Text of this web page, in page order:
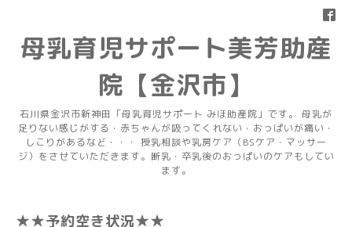
母乳育児サポート美芳助産
院【金沢市】
石川県金沢市新神田「母乳育児サポート みほ助産院」です。 母乳が
足りない感じがする・赤ちゃんが吸ってくれない・おっぱいが痛い・
しこりがあるなど・・・ 授乳相談や乳房ケア（BSケア・マッサー
ジ）をさせていただきます。断乳・卒乳後のおっぱいのケアもしてい
ます。
★★予約空き状況★★